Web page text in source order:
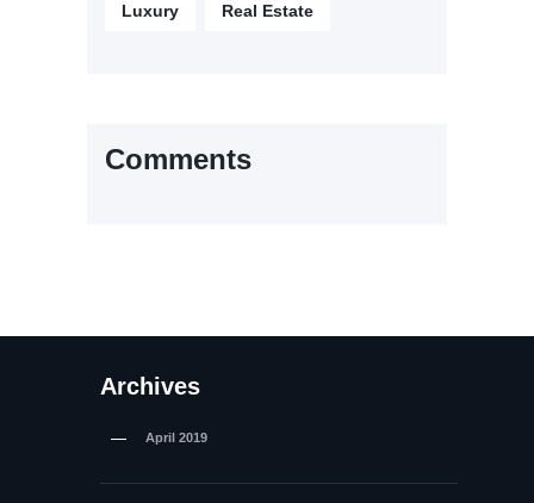
Luxury Real Estate
Comments
Archives
April 2019